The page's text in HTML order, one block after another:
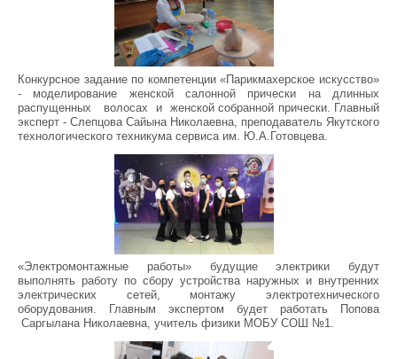
Конкурсное задание по компетенции «Парикмахерское искусство»
- моделирование женской салонной прически на длинных
распущенных волосах и женской собранной прически. Главный
эксперт - Слепцова Сайына Николаевна, преподаватель Якутского
технологического техникума сервиса им. Ю.А.Готовцева.
«Электромонтажные работы» будущие электрики будут
выполнять работу по сбору устройства наружных и внутренних
электрических сетей, монтажу электротехнического
оборудования. Главным экспертом будет работать Попова
Саргылана Николаевна, учитель физики МОБУ СОШ №1.